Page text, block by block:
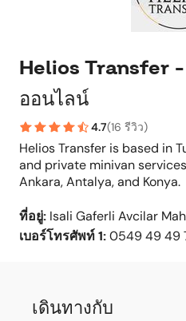
Helios Transfer -
ออนไลน์
4.7(16 รีวิว)
Helios Transfer is based in
and private minivan
Ankara, Antalya, and Konya.
ที่อยู่: Isali Gaferli Avcilar
เบอร์โทรศัพท์1:0549 49 49
เดินทางกับ